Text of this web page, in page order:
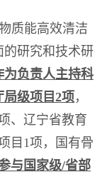
质能高效清洁
研究和技术研
为负责人主持科
级项目2项，
、辽宁省教育
目 1项，国有骨
与国家级/省部